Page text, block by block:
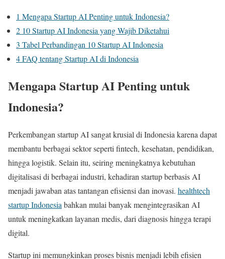
1 Mengapa Startup AI Penting untuk Indonesia?
2 10 Startup AI Indonesia yang Wajib Diketahui
3 Tabel Perbandingan 10 Startup AI Indonesia
4FAQ tentang Startup AI di Indonesia
Mengapa Startup AI Penting untuk
Indonesia?
Perkembangan startup AI sangat krusial di Indonesia karena dapat
membantu berbagai sektor seperti fintech, kesehatan, pendidikan,
hingga logistik. Selain itu, seiring meningkatnya kebutuhan
digitalisasi di berbagai industri, kehadiran startup berbasis AI
menjadi jawaban atas tantangan efisiensi dan inovasi. healthtech
startup Indonesiabahkan mulai banyak mengintegrasikan AI
untuk meningkatkan layanan medis, dari diagnosis hingga terapi
digital.
Startup ini memungkinkan proses bisnis menjadi lebih efisien